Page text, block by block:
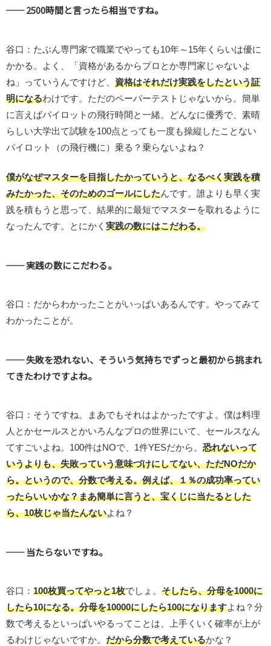
── 2500時間と言ったら相当ですね。
谷口：たぶん専門家で職業でやっても10年～15年くらいは優に
かかる。よく、「資格があるからプロとか専門家じゃないよ
ね」っていうんですけど、 資格はそれだけ実践をしたという証
明になるわけです。ただのペーパーテストじゃないから。簡単
に言えばパイロットの飛行時間と一緒。どんなに優秀で、素晴
らしい大学出て試験を100点とっても一度も操縦したことない
パイロット（の飛行機に）乗る？乗らないよね？
僕がなぜマスターを目指したかっていうと、なるべく実践を積
みたかった、そのためのゴールにしたんです。誰よりも早く実
践を積もうと思って、結果的に最短でマスターを取れるように
なったんです。とにかく 実践の数にはこだわる。
── 実践の数にこだわる。
谷口：だからわかったことがいっぱいあるんです。やってみて
わかったことが。
── 失敗を恐れない、そういう気持ちでずっと最初から挑まれ
てきたわけですよね。
谷口：そうですね。まあでもそれはよかったですよ。僕は料理
人とかセールスとかいろんなプロの世界にいて、セールスなん
てすごいよね。100件はNOで、1件YESだから。 恐れないって
いうよりも、失敗っていう意味づけにしてない、ただNOだか
ら。というので、分数で考える。例えば、１％の成功率ってい
ったらいいかな？まあ簡単に言うと、宝くじに当たるとした
ら、10枚じゃ当たんないよね？
── 当たらないですね。
谷口： 100枚買ってやっと1枚でしょ。 そしたら、分母を1000に
したら10になる。分母を10000にしたら100になりますよね？分
数で考えるといっぱいやるってことは、上手くいく確率が上が
るわけじゃないですか。 だから分数で考えているかな？